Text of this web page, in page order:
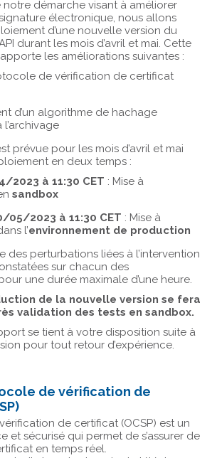
démarche visant à améliorer
électronique, nous allons
d’une nouvelle version du
durant les mois d’avril et mai. Cette
les améliorations suivantes :
de vérification de certificat
d’un algorithme de hachage
l’archivage
prévue pour les mois d’avril et mai
en deux temps :
2023 à 11:30 CET : Mise à
sandbox
05/2023 à 11:30 CET : Mise à
l’environnement de production
des perturbations liées à l’intervention
sur chacun des
une durée maximale d’une heure.
de la nouvelle version se fera
validation des tests en sandbox.
se tient à votre disposition suite à
pour tout retour d’expérience.
de vérification de
de certificat (OCSP) est un
et sécurisé qui permet de s’assurer de
en temps réel.